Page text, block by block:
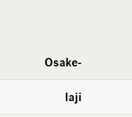
Osake-
laji